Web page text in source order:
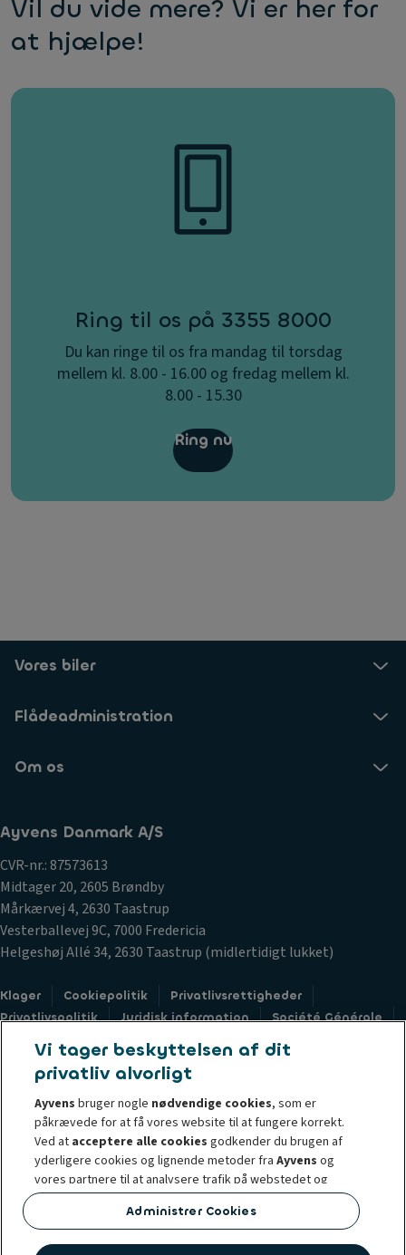
Vil du vide mere? Vi er her for
at hjælpe!
Ring til os på 3355 8000
Du kan ringe til os fra mandag til torsdag
mellem kl. 8.00 - 16.00 og fredag mellem kl.
8.00 - 15.30
Ring nu
Vores biler
Flådeadministration
Om os
Ayvens Danmark A/S
CVR-nr.: 87573613
Midtager 20, 2605 Brøndby
Mårkærvej 4, 2630 Taastrup
Vesterballevej 9C, 7000 Fredericia
Helgeshøj Allé 34, 2630 Taastrup (midlertidigt lukket)
Klager Cookiepolitik
Privatlivsrettigheder
Privatlivspolitik
Juridisk information
Société Générale
Sustainable Procurement Charter
Whistleblower
Accessibility
© 2026 Ayvens Group is a leading global sustainable mobility player
providing full-service leasing, flexible subscription services, fleet
management services and multi-mobility solutions to a client base of large
corporates, SMEs, professionals and private individuals. With the broadest
coverage in 42 countries through direct presence, Ayvens is leveraging its
Vi tager beskyttelsen af dit
privatliv alvorligt
Ayvens bruger nogle nødvendige cookies, som er
påkrævede for at få vores website til at fungere korrekt.
Ved at acceptere alle cookies godkender du brugen af
yderligere cookies og lignende metoder fraAyvens og
vores partnere til at analysere trafik på webstedet og
online adfærd, tilbyde sociale mediefunktioner og
personliggøre indhold og annoncer på/uden for vores
Administrer Cookies